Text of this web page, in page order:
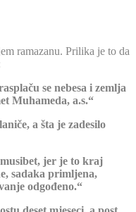
ramazanu. Prilika je to da
se nebesa i zemlja
Muhameda, a.s.“
a šta je zadesilo
jer je to kraj
sadaka primljena,
odgođeno.“